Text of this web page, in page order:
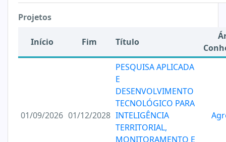
Projetos
Início Fim Título
01/09/2026 01/12/2028
PESQUISA APLICADA
E
DESENVOLVIMENTO
TECNOLÓGICO PARA
INTELIGÊNCIA
TERRITORIAL,
MONITORAMENTO E